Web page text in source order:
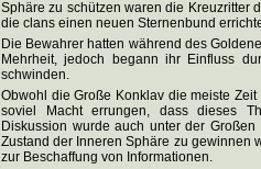
Sphäre zu schützen waren die Kreuzritter
die clans einen neuen Sternenbund
Die Bewahrer hatten während des
Mehrheit, jedoch begann ihr Einfluss
schwinden.
Obwohl die Große Konklav die meiste
soviel Macht errungen, dass dieses
Diskussion wurde auch unter der
Zustand der Inneren Sphäre zu gewinnen
zur Beschaffung von Informationen.